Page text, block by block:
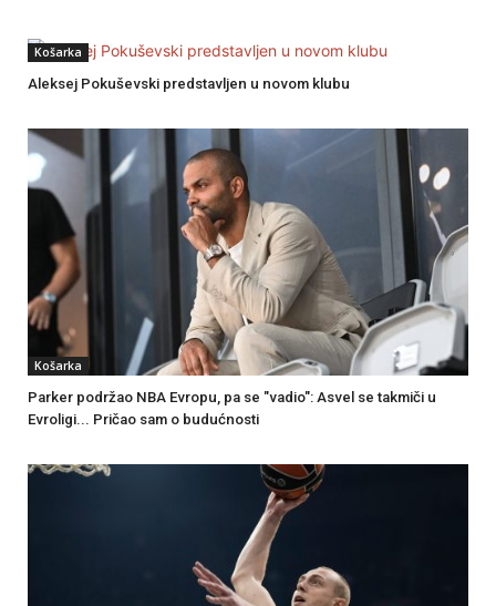
Košarka
Aleksej Pokuševski predstavljen u novom klubu
Košarka
Parker podržao NBA Evropu, pa se "vadio": Asvel se takmiči u
Evroligi... Pričao sam o budućnosti